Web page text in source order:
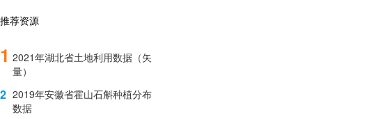
推荐资源
1 2021年湖北省土地利用数据（矢
量）
2 2019年安徽省霍山石斛种植分布
数据